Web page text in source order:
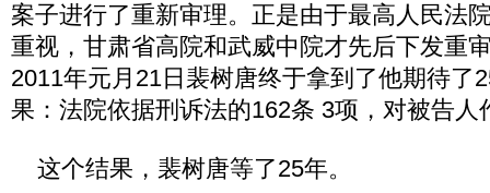
案子进行了重新审理。正是由于最高人民法
重视，甘肃省高院和武威中院才先后下发重
2011年元月21日裴树唐终于拿到了他期待了
果：法院依据刑诉法的162条 3项，对被告人
这个结果，裴树唐等了25年。